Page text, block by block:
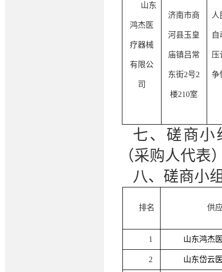
山东
鸿杰医
疗器械
有限公
司
济南市商
河县玉皇
庙镇吕常
东街2号2
楼210室
人
自
压
争
七、磋商小
（采购人代表
八、磋商小
排名 供
1 山东鸿杰
2 山东岱云